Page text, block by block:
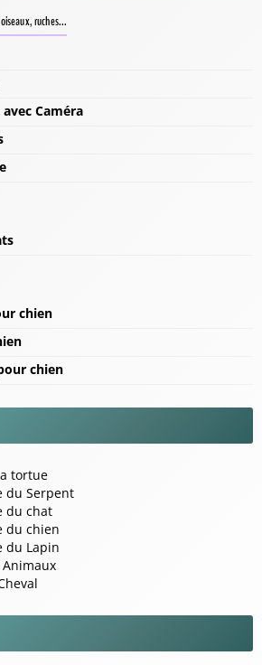
ruches...
Caméra
chien
chien
tortue
du Serpent
du chat
du chien
du Lapin